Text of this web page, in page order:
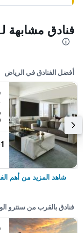
فنادق مشابهة
أفضل الفنادق في الرياض
شاهد المزيد من أهم
فنادق بالقرب من سنترو